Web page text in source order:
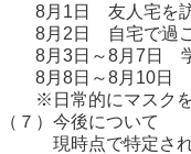
8月1日 友人宅を訪
8月2日 自宅で過ご
8月3日～8月7日 学
8月8日～8月10日
※日常的にマスクを
（７）今後について
現時点で特定されて